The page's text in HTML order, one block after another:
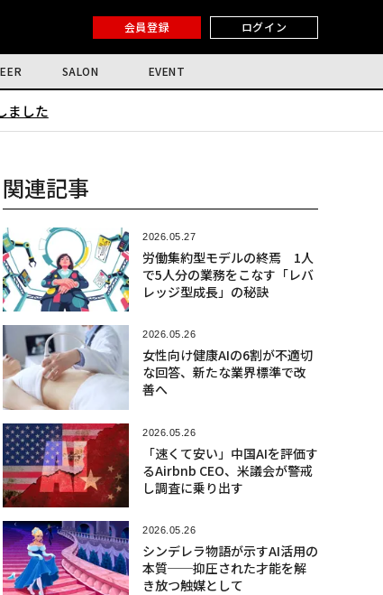
会員登録 ログイン
SALON EVENT
ました
関連記事
2026.05.27
労働集約型モデルの終焉 1人
で5人分の業務をこなす「レバ
レッジ型成長」の秘訣
2026.05.26
女性向け健康AIの6割が不適切
な回答、新たな業界標準で改
善へ
2026.05.26
「速くて安い」中国AIを評価す
るAirbnb CEO、米議会が警戒
し調査に乗り出す
2026.05.26
シンデレラ物語が示すAI活用の
本質──抑圧された才能を解
き放つ触媒として